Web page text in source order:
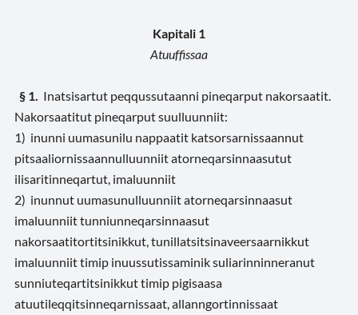
Kapitali 1
Atuuffissaa
§ 1. Inatsisartut peqqussutaanni pineqarput nakorsaatit.
Nakorsaatitut pineqarput suulluunniit:
1) inunni uumasunilu nappaatit katsorsarnissaannut
pitsaaliornissaannulluunniit atorneqarsinnaasutut
ilisaritinneqartut, imaluunniit
2) inunnut uumasunulluunniit atorneqarsinnaasut
imaluunniit tunniunneqarsinnaasut
nakorsaatitortitsinikkut, tunillatsitsinaveersaarnikkut
imaluunniit timip inuussutissaminik suliarinninneranut
sunniuteqartitsinikkut timip pigisaasa
atuutileqqitsinneqarnissaat, allanngortinnissaat